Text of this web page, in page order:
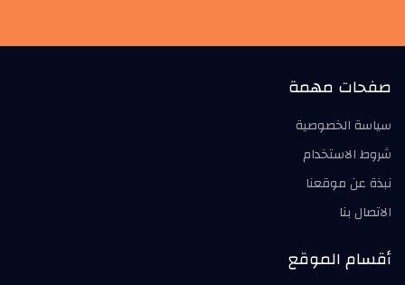
صفحات مهمة
سياسة الخصوصية
شروط الاستخدام
نبذة عن موقعنا
الاتصال بنا
أقسام الموقع